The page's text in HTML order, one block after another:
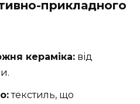
прикладного
кераміка: від
текстиль, що